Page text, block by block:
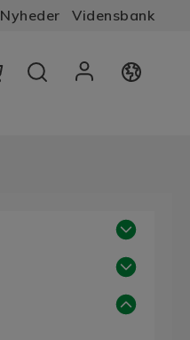
Nyheder Vidensbank